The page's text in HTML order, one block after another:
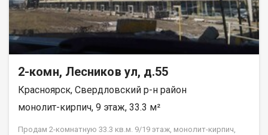
2-комн, Лесников ул, д.55
Красноярск, Свердловский р-н район
монолит-кирпич, 9 этаж, 33.3 м²
Продам 2-комнатную 33.3 кв.м. 9/19 этаж, монолит-кирпич,